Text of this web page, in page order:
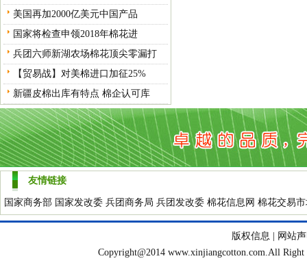
美国再加2000亿美元中国产品
国家将检查申领2018年棉花进
兵团六师新湖农场棉花顶尖零漏打
【贸易战】对美棉进口加征25%
新疆皮棉出库有特点 棉企认可库
友情链接
国家商务部 国家发改委 兵团商务局 兵团发改委 棉花信息网 棉花交易
版权信息 | 网站
Copyright@2014 www.xinjiangcotton.com.All Right